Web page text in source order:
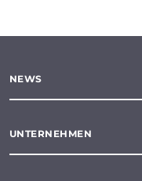
NEWS
UNTERNEHMEN